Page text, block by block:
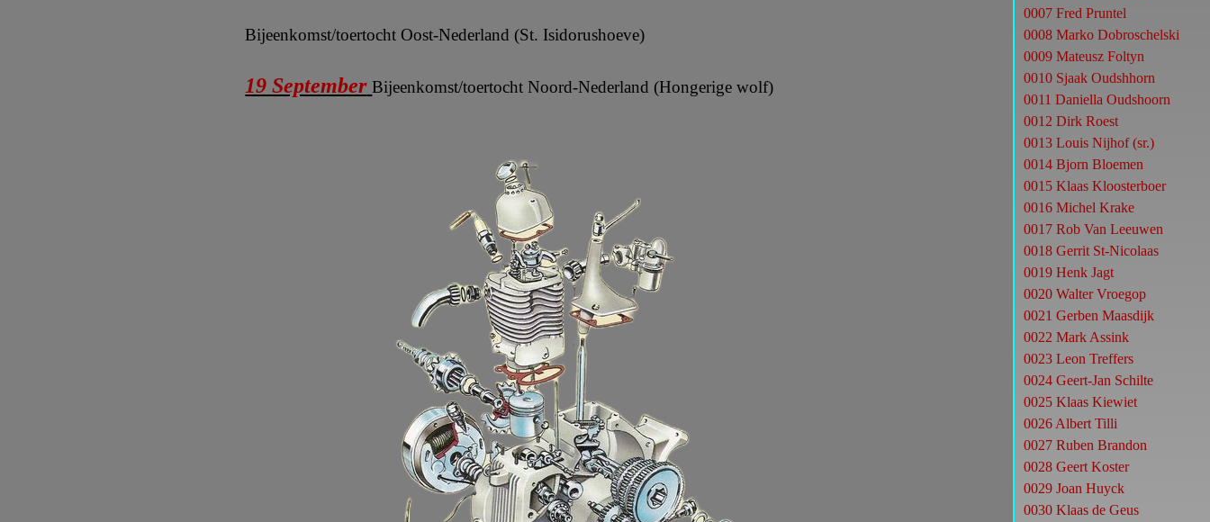
Bijeenkomst/toertocht Oost-Nederland (St. Isidorushoeve)
19 September Bijeenkomst/toertocht Noord-Nederland (Hongerige wolf)
0007 Fred Pruntel
0008 Marko Dobroschelski
0009 Mateusz Foltyn
0010 Sjaak Oudshhorn
0011 Daniella Oudshoorn
0012 Dirk Roest
0013 Louis Nijhof (sr.)
0014 Bjorn Bloemen
0015 Klaas Kloosterboer
0016 Michel Krake
0017 Rob Van Leeuwen
0018 Gerrit St-Nicolaas
0019 Henk Jagt
0020 Walter Vroegop
0021 Gerben Maasdijk
0022 Mark Assink
0023 Leon Treffers
0024 Geert-Jan Schilte
0025 Klaas Kiewiet
0026 Albert Tilli
0027 Ruben Brandon
0028 Geert Koster
0029 Joan Huyck
0030 Klaas de Geus